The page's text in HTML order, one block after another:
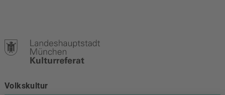
Volkskultur